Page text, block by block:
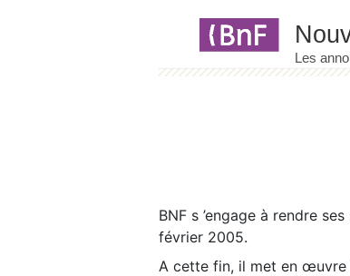
BNF s ’engage à rendre
février 2005.
A cette fin, il met en œuvre